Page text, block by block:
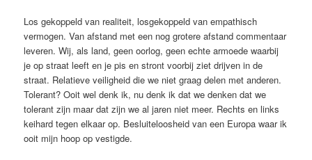
Los gekoppeld van realiteit, losgekoppeld van empathisch
vermogen. Van afstand met een nog grotere afstand commentaar
leveren. Wij, als land, geen oorlog, geen echte armoede waarbij
je op straat leeft en je pis en stront voorbij ziet drijven in de
straat. Relatieve veiligheid die we niet graag delen met anderen.
Tolerant? Ooit wel denk ik, nu denk ik dat we denken dat we
tolerant zijn maar dat zijn we al jaren niet meer. Rechts en links
keihard tegen elkaar op. Besluiteloosheid van een Europa waar ik
ooit mijn hoop op vestigde.